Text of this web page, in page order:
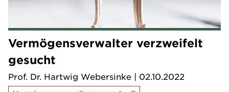
Vermögensverwalter verzweifelt
gesucht
Prof. Dr. Hartwig Webersinke | 02.10.2022